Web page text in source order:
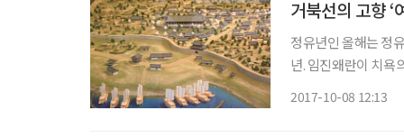
거북선의 고향 ‘
정유년인 올해는 정
년. 임진왜란이 치욕의 역사였다면, 정유재란은 왜군이 충남 이북에 발도 못 붙인 구국승전의
2017-10-08 12:13